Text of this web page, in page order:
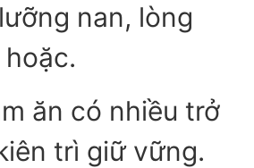
nan, lòng
ăn có nhiều trở
trì giữ vững.